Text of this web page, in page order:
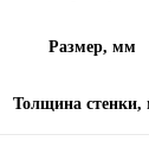
Размер, мм
Толщина стенки,